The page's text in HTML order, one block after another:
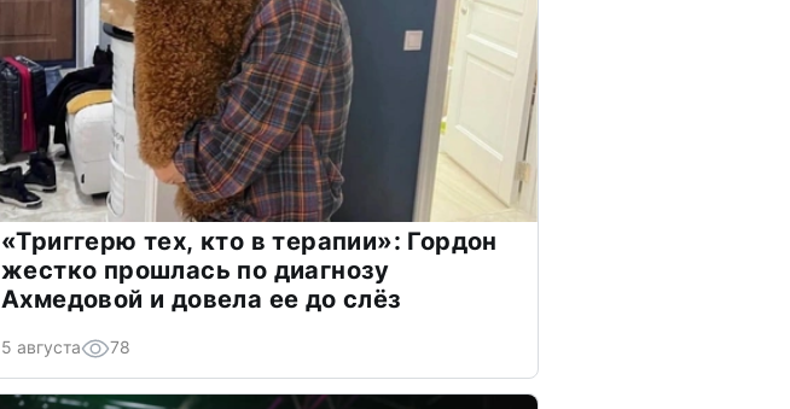
«Триггерю тех, кто в терапии»: Гордон
жестко прошлась по диагнозу
Ахмедовой и довела ее до слёз
5 августа 78